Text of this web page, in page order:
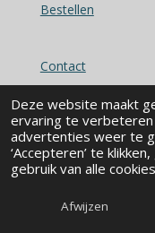
Deze website maakt
ervaring te
advertenties weer te
‘Accepteren’ te
gebruik van alle
Afwijzen
Bestellen
Contact
© 2025 - 2026
Powered byJouwWeb
E-mailadres